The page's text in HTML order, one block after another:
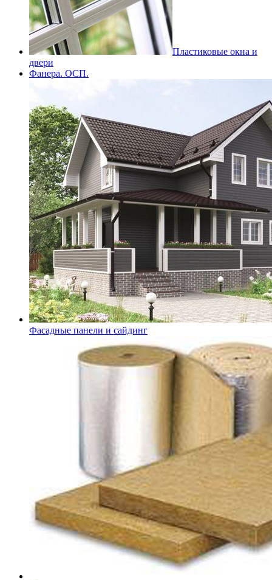
Пластиковые окна и
двери
Фанера. ОСП.
Фасадные панели и сайдинг